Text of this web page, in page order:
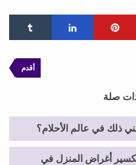
أقدم
صلة
ذلك في عالم الأحلام؟
أغراض المنزل في